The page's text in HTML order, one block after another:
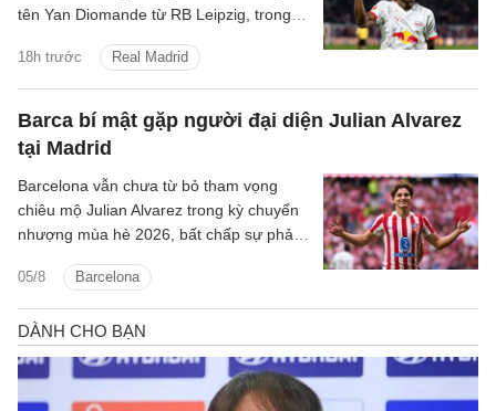
18h trước Real Madrid
tên Yan Diomande từ RB Leipzig, trong
chuyển nhượng của cả hai đội bóng.
Barca bí mật gặp người đại diện Julian Alvarez
tại Madrid
05/8 Barcelona
Barcelona vẫn chưa từ bỏ tham vọng
chiêu mộ Julian Alvarez trong kỳ chuyển
nhượng mùa hè 2026, bất chấp sự phản